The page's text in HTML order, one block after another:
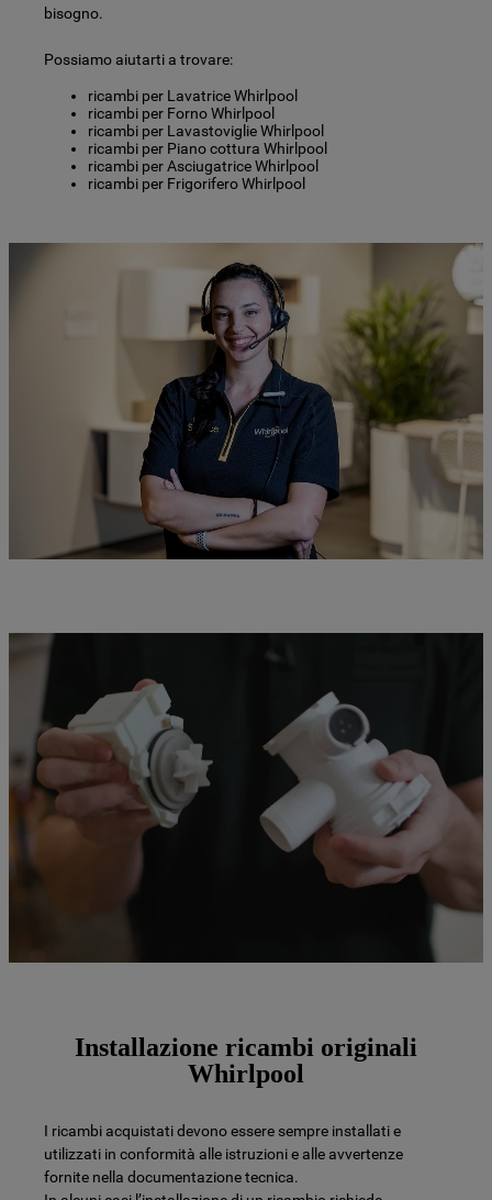
bisogno.
Possiamo aiutarti a trovare:
ricambi per Lavatrice Whirlpool
ricambi per Forno Whirlpool
ricambi per Lavastoviglie Whirlpool
ricambi per Piano cottura Whirlpool
ricambi per Asciugatrice Whirlpool
ricambi per Frigorifero Whirlpool
Installazione ricambi originali
Whirlpool
I ricambi acquistati devono essere sempre installati e
utilizzati in conformità alle istruzioni e alle avvertenze
fornite nella documentazione tecnica.